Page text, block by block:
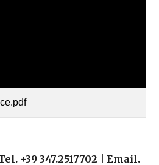
+39 347.2517702 | Email.